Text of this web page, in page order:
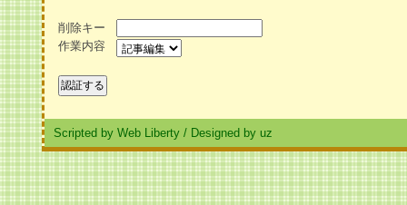
削除キー
作業内容
Scripted by Web Liberty / Designed by uz